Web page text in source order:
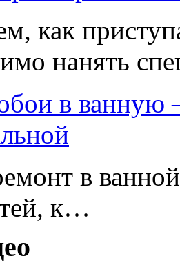
как
нанять
в ванную
в
к…